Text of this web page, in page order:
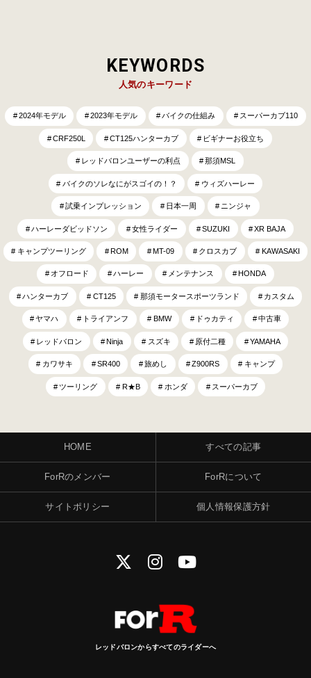
KEYWORDS
人気のキーワード
2024年モデル 2023年モデル バイクの仕組み スーパーカブ110
CRF250L CT125ハンターカブ ビギナーお役立ち
レッドバロンユーザーの利点 那須MSL
バイクのソレなにがスゴイの！？ ウィズハーレー
試乗インプレッション 日本一周 ニンジャ
ハーレーダビッドソン 女性ライダー SUZUKI XR BAJA
キャンプツーリング ROM MT-09 クロスカブ KAWASAKI
オフロード ハーレー メンテナンス HONDA
ハンターカブ CT125 那須モータースポーツランド カスタム
ヤマハ トライアンフ BMW ドゥカティ 中古車
レッドバロン Ninja スズキ 原付二種 YAMAHA
カワサキ SR400 旅めし Z900RS キャンプ
ツーリング R★B ホンダ スーパーカブ
HOME すべての記事
ForRのメンバー ForRについて
サイトポリシー 個人情報保護方針
レッドバロンからすべてのライダーへ